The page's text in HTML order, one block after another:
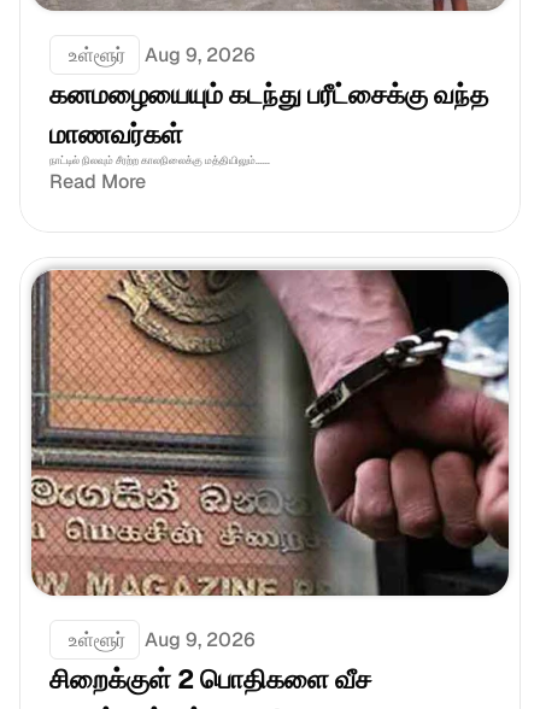
உள்ளூர் Aug 9, 2026
கனமழையையும் கடந்து பரீட்சைக்கு வந்த
மாணவர்கள்
நாட்டில் நிலவும் சீரற்ற காலநிலைக்கு மத்தியிலும்......
Read More
உள்ளூர் Aug 9, 2026
சிறைக்குள் 2 பொதிகளை வீச